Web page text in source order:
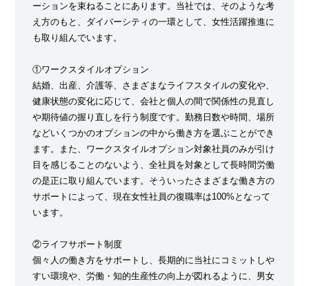
ーションを束ねることにあります。当社では、そのような考
え方のもと、ダイバーシティの一環として、女性活躍推進に
も取り組んでいます。
①ワークスタイルオプション
結婚、出産、介護等、さまざまなライフスタイルの変化や、
健康状態の変化に応じて、会社と個人の間で関係性の見直し
や期待値の握り直しを行う制度です。勤務日数や時間、場所
などいくつかのオプションの中から働き方を選ぶことができ
ます。また、ワークスタイルオプション対象社員のみが引け
目を感じることのないよう、全社員を対象として長時間労働
の是正に取り組んでいます。そういったさまざまな働き方の
サポートによって、現在女性社員の復職率は100%となって
います。
②ライフサポート制度
個々人の働き方をサポートし、長期的に当社にコミットしや
すい環境や、労働・知的生産性の向上が図れるように、男女